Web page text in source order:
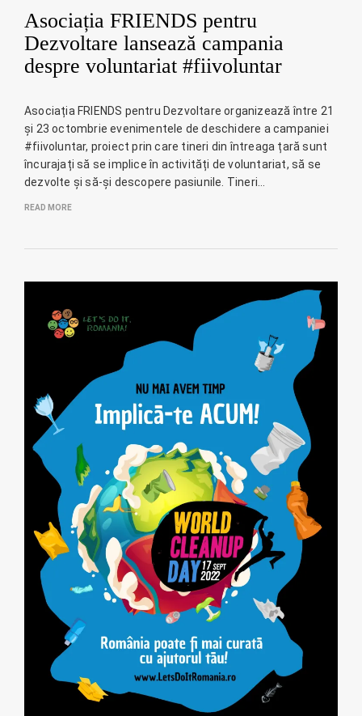
Asociația FRIENDS pentru
Dezvoltare lansează campania
despre voluntariat #fiivoluntar
Asociația FRIENDS pentru Dezvoltare organizează între 21
și 23 octombrie evenimentele de deschidere a campaniei
#fiivoluntar, proiect prin care tineri din întreaga țară sunt
încurajați să se implice în activități de voluntariat, să se
dezvolte și să-și descopere pasiunile. Tineri…
READ MORE